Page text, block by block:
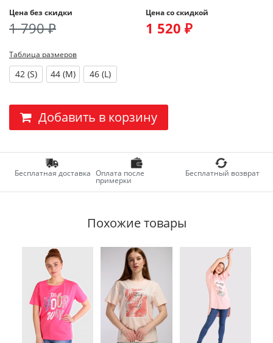
Цена без скидки
1 790 ₽
Цена со скидкой
1 520 ₽
Таблица размеров
42 (S) 44 (M) 46 (L)
Добавить в корзину
Бесплатная доставка Оплата после
примерки
Бесплатный возврат
Похожие товары